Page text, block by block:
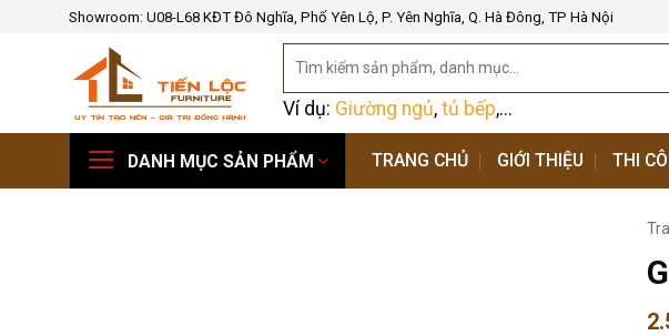
Showroom: U08-L68 KĐT Đô Nghĩa, Phố Yên Lộ, P. Yên Nghĩa, Q. Hà Đông, TP Hà Nội
Ví dụ: Giường ngủ, tủ bếp,...
DANH MỤC SẢN PHẨM TRANG CHỦ GIỚI THIỆU THI